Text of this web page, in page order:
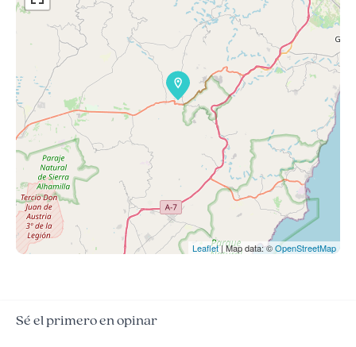
Leaflet| Map data: ©OpenStreetMap
Sé el primero en opinar